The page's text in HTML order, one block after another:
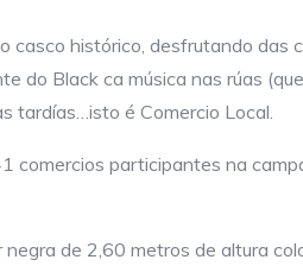
histórico, desfrutando das
do Black ca música nas rúas
tardías…isto é Comercio Local.
participantes na
de 2,60 metros de altura